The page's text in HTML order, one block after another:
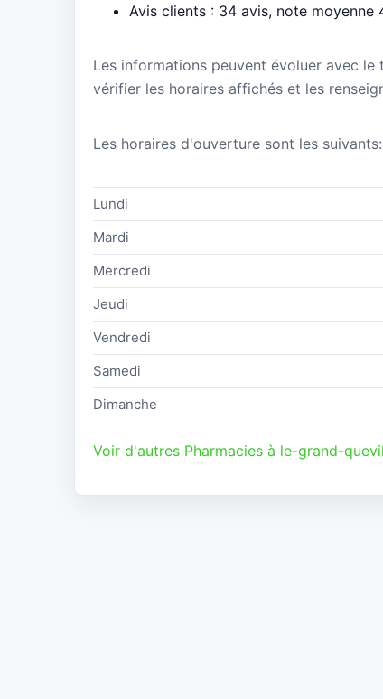
Avis clients : 34 avis, note moyenne
Les informations peuvent évoluer avec
vérifier les horaires affichés et les
Les horaires d'ouverture sont les suivants:
Lundi
Mardi
Mercredi
Jeudi
Vendredi
Samedi
Dimanche
Voir d'autres Pharmacies à le-grand-